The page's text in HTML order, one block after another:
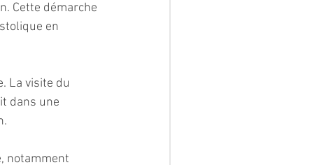
Cette démarche
en
La visite du
dans une
notamment